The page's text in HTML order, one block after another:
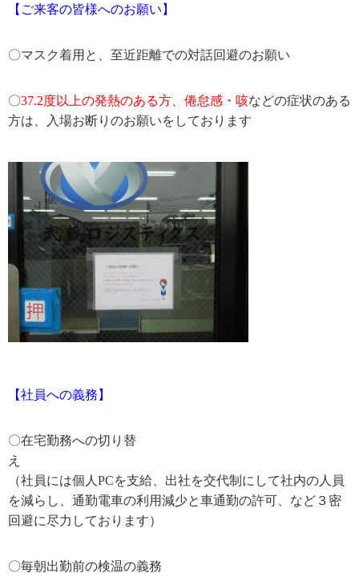
【ご来客の皆様へのお願い】
〇マスク着用と、至近距離での対話回避のお願い
〇37.2度以上の発熱のある方、倦怠感・咳などの症状のある
方は、入場お断りのお願いをしております
【社員への義務】
〇在宅勤務への切り替
（社員には個人PCを支給、出社を交代制にして社内の人員
を減らし、通勤電車の利用減少と車通勤の許可、など３密
回避に尽力しております）
〇毎朝出勤前の検温の義務